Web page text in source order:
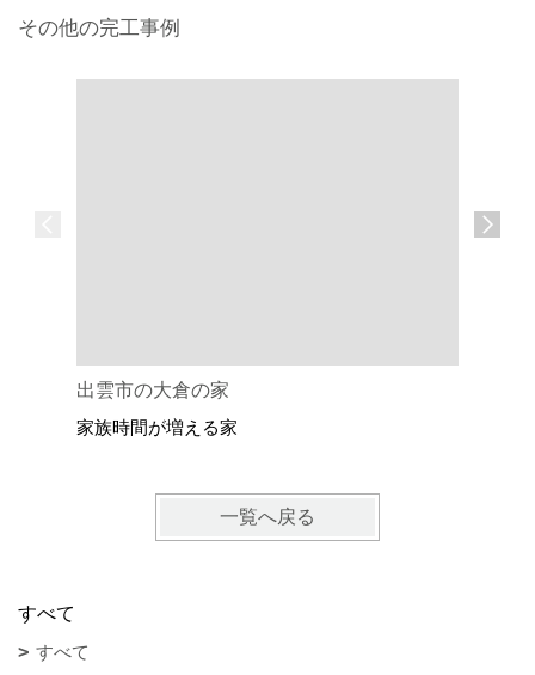
その他の完工事例
出雲市の大倉の家
家族時間が増える家
一覧へ戻る
すべて
すべて